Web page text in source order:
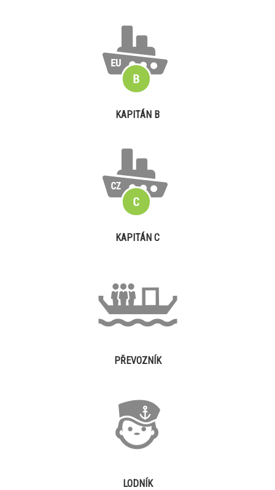
KAPITÁN B
KAPITÁN C
PŘEVOZNÍK
LODNÍK